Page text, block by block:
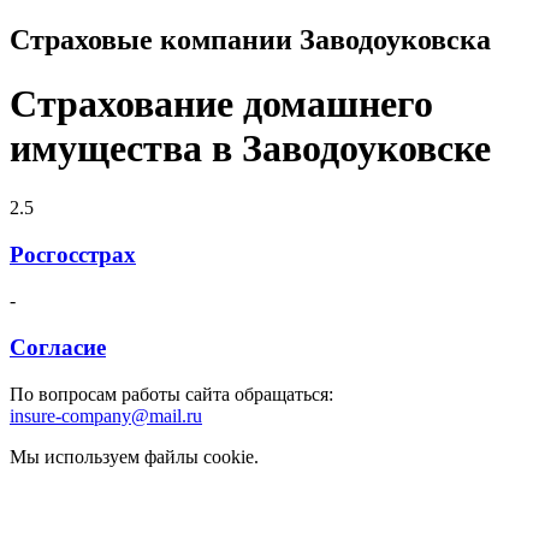
Страховые компании Заводоуковска
Страхование домашнего
имущества в Заводоуковске
2.5
Росгосстрах
-
Согласие
По вопросам работы сайта обращаться:
insure-company@mail.ru
Мы используем файлы cookie.